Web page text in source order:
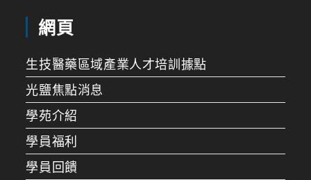
網頁
生技醫藥區域產業人才培訓據點
光鹽焦點消息
學苑介紹
學員福利
學員回饋